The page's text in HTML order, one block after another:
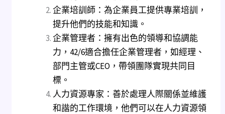
企業培訓師：為企業員工提供專業培訓，
提升他們的技能和知識。
企業管理者：擁有出色的領導和協調能
力，42/6適合擔任企業管理者，如經理、
部門主管或CEO，帶領團隊實現共同目
標。
人力資源專家：善於處理人際關係並維護
和諧的工作環境，他們可以在人力資源領